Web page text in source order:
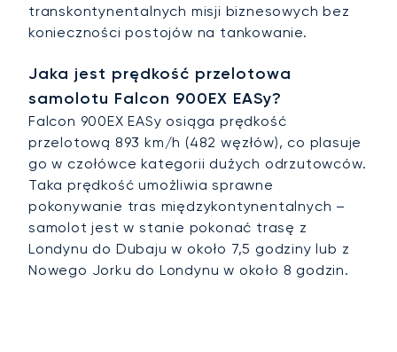
transkontynentalnych misji biznesowych bez
konieczności postojów na tankowanie.
Jaka jest prędkość przelotowa
samolotu Falcon 900EX EASy?
Falcon 900EX EASy osiąga prędkość
przelotową 893 km/h (482 węzłów), co plasuje
go w czołówce kategorii dużych odrzutowców.
Taka prędkość umożliwia sprawne
pokonywanie tras międzykontynentalnych –
samolot jest w stanie pokonać trasę z
Londynu do Dubaju w około 7,5 godziny lub z
Nowego Jorku do Londynu w około 8 godzin.